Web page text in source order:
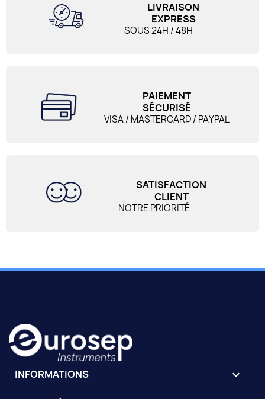
LIVRAISON
EXPRESS
SOUS 24H / 48H
PAIEMENT
SÉCURISÉ
VISA / MASTERCARD / PAYPAL
SATISFACTION
CLIENT
NOTRE PRIORITÉ
INFORMATIONS keyboard_arrow_down